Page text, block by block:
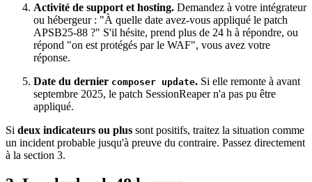
Activité de support et hosting. Demandez à votre intégrateur
ou hébergeur : "À quelle date avez-vous appliqué le patch
APSB25-88 ?" S'il hésite, prend plus de 24 h à répondre, ou
répond "on est protégés par le WAF", vous avez votre
réponse.
Date du dernier composer update. Si elle remonte à avant
septembre 2025, le patch SessionReaper n'a pas pu être
appliqué.
Si deux indicateurs ou plus sont positifs, traitez la situation comme
un incident probable jusqu'à preuve du contraire. Passez directement
à la section 3.